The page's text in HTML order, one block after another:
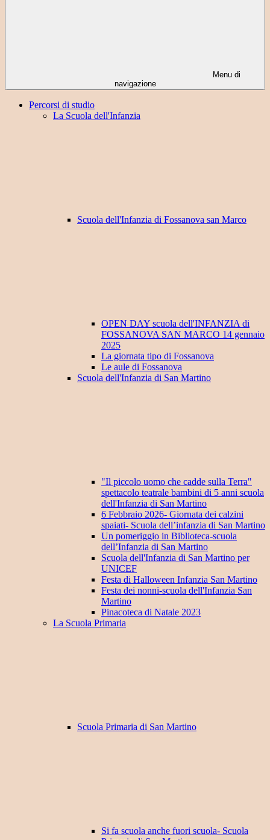
Menu di
navigazione
Percorsi di studio
La Scuola dell'Infanzia
Scuola dell'Infanzia di Fossanova san Marco
OPEN DAY scuola dell'INFANZIA di
FOSSANOVA SAN MARCO 14 gennaio
2025
La giornata tipo di Fossanova
Le aule di Fossanova
Scuola dell'Infanzia di San Martino
"Il piccolo uomo che cadde sulla Terra"
spettacolo teatrale bambini di 5 anni scuola
dell'Infanzia di San Martino
6 Febbraio 2026- Giornata dei calzini
spaiati- Scuola dell’infanzia di San Martino
Un pomeriggio in Biblioteca-scuola
dell’Infanzia di San Martino
Scuola dell'Infanzia di San Martino per
UNICEF
Festa di Halloween Infanzia San Martino
Festa dei nonni-scuola dell'Infanzia San
Martino
Pinacoteca di Natale 2023
La Scuola Primaria
Scuola Primaria di San Martino
Si fa scuola anche fuori scuola- Scuola